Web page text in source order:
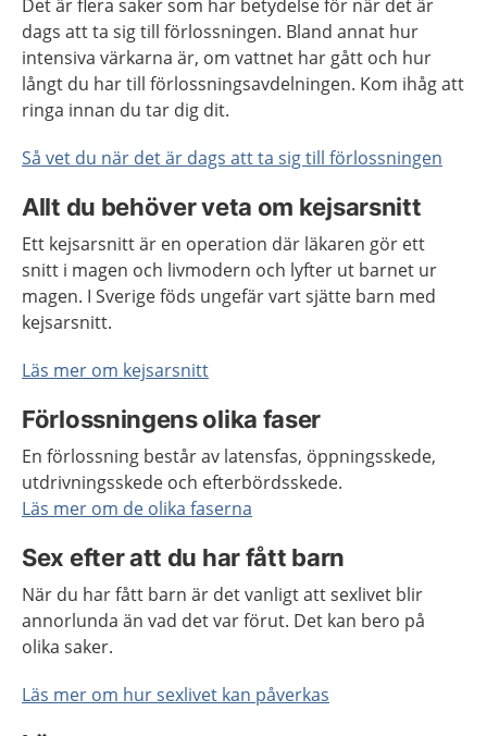
Det är flera saker som har betydelse för när det är
dags att ta sig till förlossningen. Bland annat hur
intensiva värkarna är, om vattnet har gått och hur
långt du har till förlossningsavdelningen. Kom ihåg att
ringa innan du tar dig dit.
Så vet du när det är dags att ta sig till förlossningen
Allt du behöver veta om kejsarsnitt
Ett kejsarsnitt är en operation där läkaren gör ett
snitt i magen och livmodern och lyfter ut barnet ur
magen. I Sverige föds ungefär vart sjätte barn med
kejsarsnitt.
Läs mer om kejsarsnitt
Förlossningens olika faser
En förlossning består av latensfas, öppningsskede,
utdrivningsskede och efterbördsskede.
Läs mer om de olika faserna
Sex efter att du har fått barn
När du har fått barn är det vanligt att sexlivet blir
annorlunda än vad det var förut. Det kan bero på
olika saker.
Läs mer om hur sexlivet kan påverkas